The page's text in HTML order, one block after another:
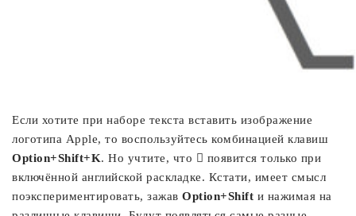
Если хотите при наборе текста вставить изображение
логотипа Apple, то воспользуйтесь комбинацией клавиш
Option+Shift+K. Но учтите, что  появится только при
включённой английской раскладке. Кстати, имеет смысл
поэкспериментировать, зажав Option+Shift и нажимая на